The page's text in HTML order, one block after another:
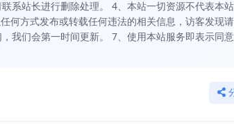
系站长进行删除处理。 4、本站一切资源不代表本
何方式发布或转载任何违法的相关信息，访客发现
我们会第一时间更新。 7、使用本站服务即表示同